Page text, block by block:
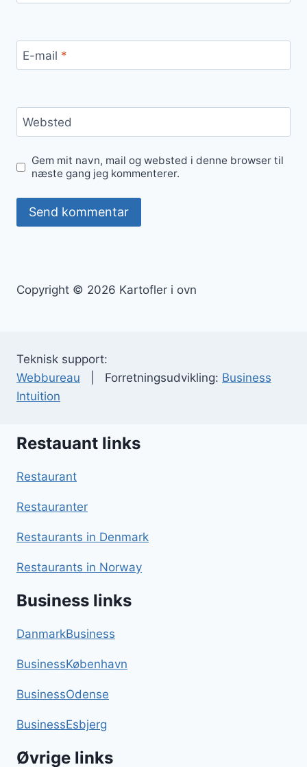
E-mail *
Websted
Gem mit navn, mail og websted i denne browser til
næste gang jeg kommenterer.
Copyright © 2026 Kartofler i ovn
Teknisk support:
Webbureau | Forretningsudvikling: Business
Intuition
Restauant links
Restaurant
Restauranter
Restaurants in Denmark
Restaurants in Norway
Business links
DanmarkBusiness
BusinessKøbenhavn
BusinessOdense
BusinessEsbjerg
Øvrige links